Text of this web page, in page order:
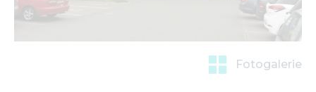
Fotogalerie